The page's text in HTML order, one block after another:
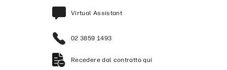
Virtual Assistant
02 3859 1493
Recedere dal contratto qui